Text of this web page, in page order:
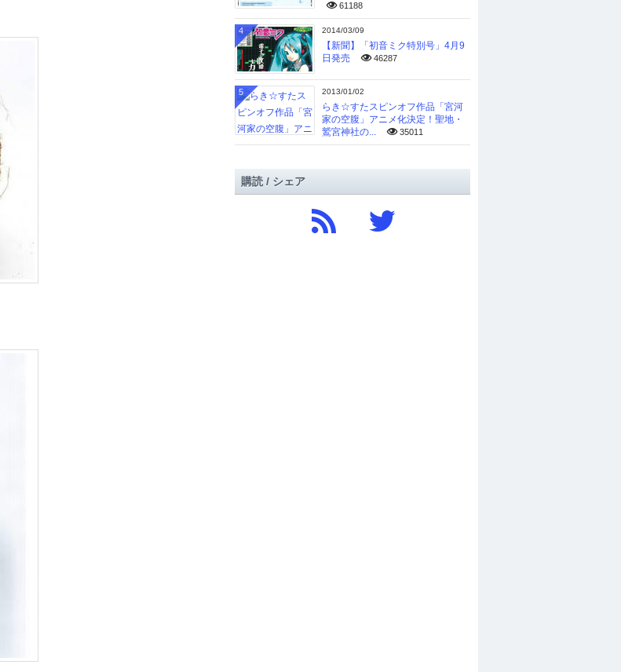
61188
2014/03/09
【新聞】「初音ミク特別号」4月9
日発売
46287
4
2013/01/02
らき☆すたスピンオフ作品「宮河
家の空腹」アニメ化決定！聖地・
鷲宮神社の...
35011
5
購読 / シェア